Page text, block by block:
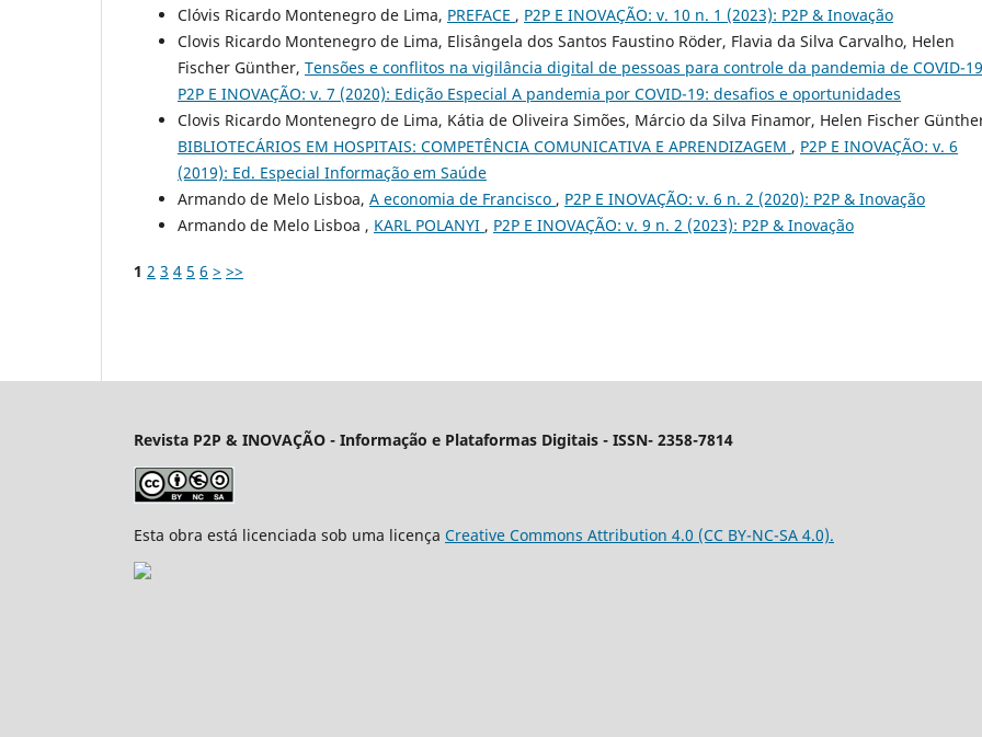
Clóvis Ricardo Montenegro de Lima, PREFACE , P2P E INOVAÇÃO: v. 10 n. 1 (2023): P2P & Inovação
Clovis Ricardo Montenegro de Lima, Elisângela dos Santos Faustino Röder, Flavia da Silva Carvalho, Helen
Fischer Günther, Tensões e conflitos na vigilância digital de pessoas para controle da pandemia de COVID-19
P2P E INOVAÇÃO: v. 7 (2020): Edição Especial A pandemia por COVID-19: desafios e oportunidades
Clovis Ricardo Montenegro de Lima, Kátia de Oliveira Simões, Márcio da Silva Finamor, Helen Fischer
BIBLIOTECÁRIOS EM HOSPITAIS: COMPETÊNCIA COMUNICATIVA E APRENDIZAGEM , P2P E INOVAÇÃO: v. 6
(2019): Ed. Especial Informação em Saúde
Armando de Melo Lisboa, A economia de Francisco , P2P E INOVAÇÃO: v. 6 n. 2 (2020): P2P & Inovação
Armando de Melo Lisboa , KARL POLANYI , P2P E INOVAÇÃO: v. 9 n. 2 (2023): P2P & Inovação
1 2 3 4 5 6 > >>
Revista P2P & INOVAÇÃO - Informação e Plataformas Digitais - ISSN- 2358-7814
Esta obra está licenciada sob uma licença Creative Commons Attribution 4.0 (CC BY-NC-SA 4.0).